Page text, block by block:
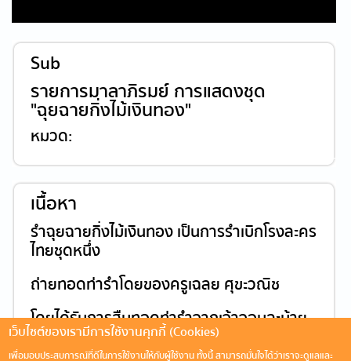
Sub
รายการมาลาภิรมย์ การแสดงชุด
"ฉุยฉายกิ่งไม้เงินทอง"
หมวด:
เนื้อหา
รำฉุยฉายกิ่งไม้เงินทอง เป็นการรำเบิกโรงละคร
ไทยชุดหนึ่ง
ถ่ายทอดท่ารำโดยของครูเฉลย ศุขะวณิช
โดยได้รับการสืบทอดท่ารำจากเจ้าจอมละม้าย
และเจ้าจอมมารดาสายใน รัชกาลที่5
เว็บไซต์ของเรามีการใช้งานคุกกี้ (Cookies)
เพื่อมอบประสบการณ์ที่ดีในการใช้งานให้กับผู้ใช้งาน ทั้งนี้ สามารถมั่นใจได้ว่าเราจะดูแลและ